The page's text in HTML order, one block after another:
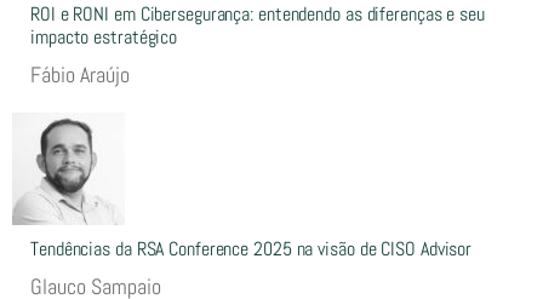
ROI e RONI em Cibersegurança: entendendo as diferenças e seu
impacto estratégico
Fábio Araújo
Tendências da RSA Conference 2025 na visão de CISO Advisor
Glauco Sampaio